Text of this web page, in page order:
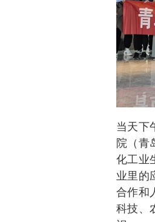
当天下
院（青
化工业
业里的
合作和
科技、